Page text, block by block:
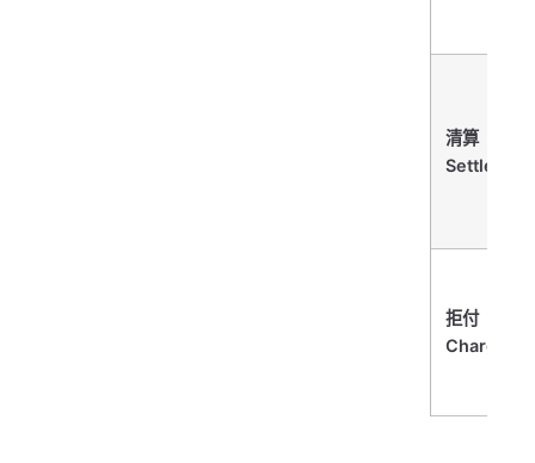
清算
拒付